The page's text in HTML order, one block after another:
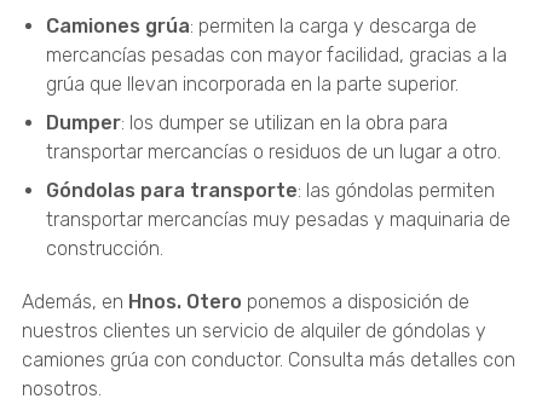
Camiones grúa: permiten la carga y descarga de
mercancías pesadas con mayor facilidad, gracias a la
grúa que llevan incorporada en la parte superior.
Dumper: los dumper se utilizan en la obra para
transportar mercancías o residuos de un lugar a otro.
Góndolas para transporte: las góndolas permiten
transportar mercancías muy pesadas y maquinaria de
construcción.
Además, en Hnos. Otero ponemos a disposición de
nuestros clientes un servicio de alquiler de góndolas y
camiones grúa con conductor. Consulta más detalles con
nosotros.